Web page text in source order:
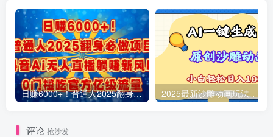
日赚6000+！普通人2025翻身必做项目，抖音Ai无人直播躺赚新风口，0门槛吃官方亿级流量
评论 抢沙发